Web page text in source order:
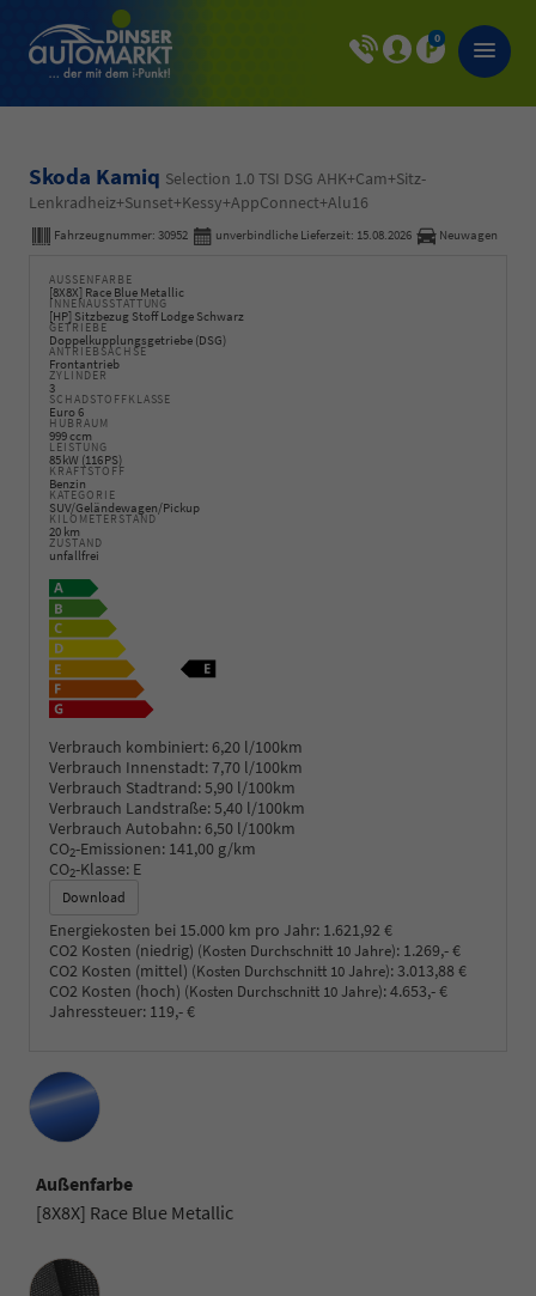
0
Skoda Kamiq Selection 1.0 TSI DSG AHK+Cam+Sitz-
Lenkradheiz+Sunset+Kessy+AppConnect+Alu16
Fahrzeugnummer: 30952 unverbindliche Lieferzeit: 15.08.2026 Neuwagen
AUSSENFARBE
[8X8X] Race Blue Metallic
INNENAUSSTATTUNG
[HP] Sitzbezug Stoff Lodge Schwarz
GETRIEBE
Doppelkupplungsgetriebe (DSG)
ANTRIEBSACHSE
Frontantrieb
ZYLINDER
3
SCHADSTOFFKLASSE
Euro 6
HUBRAUM
999 ccm
LEISTUNG
85 kW (116 PS)
KRAFTSTOFF
Benzin
KATEGORIE
SUV/Geländewagen/Pickup
KILOMETERSTAND
20 km
ZUSTAND
unfallfrei
Verbrauch kombiniert: 6,20 l/100km
Verbrauch Innenstadt:7,70 l/100km
Verbrauch Stadtrand:5,90 l/100km
Verbrauch Landstraße:5,40 l/100km
Verbrauch Autobahn: 6,50 l/100km
CO2-Emissionen: 141,00 g/km
CO2-Klasse: E
Download
Energiekosten bei 15.000 km pro Jahr: 1.621,92 €
CO2 Kosten (niedrig) (Kosten Durchschnitt 10 Jahre): 1.269,- €
CO2 Kosten (mittel) (Kosten Durchschnitt 10 Jahre):3.013,88 €
CO2 Kosten (hoch) (Kosten Durchschnitt 10 Jahre):4.653,- €
Jahressteuer: 119,- €
Außenfarbe
[8X8X] Race Blue Metallic
Innenausstattung